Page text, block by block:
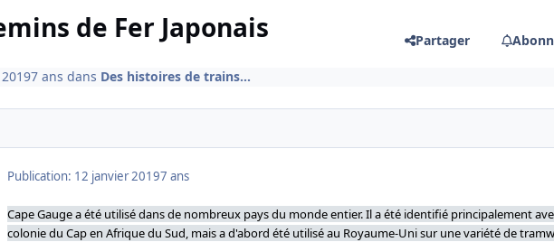
de Fer Japonais Partager
7 ans dans Des histoires de trains...
Publication: 12 janvier 20197 ans
Cape Gauge a été utilisé dans de nombreux pays du monde entier. Il a été identifié principalement
colonie du Cap en Afrique du Sud, mais a d'abord été utilisé au Royaume-Uni sur une variété de